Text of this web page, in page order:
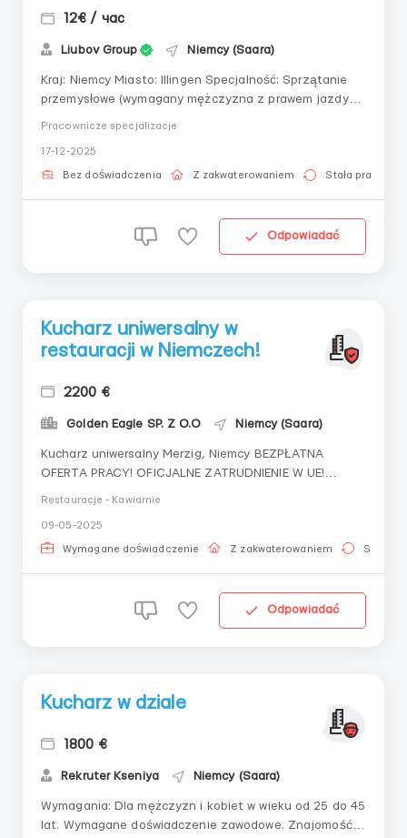
12€ / час
Liubov Group Niemcy (Saara)
Kraj: Niemcy Miasto: Illingen Specjalność: Sprzątanie
przemysłowe (wymagany mężczyzna z prawem jazdy
prawem jazdy B lub (C nie jest konieczne). Obowiązki
pracownika obejmują: przy pomocy specjalnej m...
Pracownicze specjalizacje
17-12-2025
Bez doświadczenia Z zakwaterowaniem Stała praca
Odpowiadać
Kucharz uniwersalny w
restauracji w Niemczech!
2200 €
Golden Eagle SP. Z O.O Niemcy (Saara)
Kucharz uniwersalny Merzig, Niemcy BEZPŁATNA
OFERTA PRACY! OFICJALNE ZATRUDNIENIE W UE!
półtora dnia w tygodniu Rozpoczęcie pracy: od teraz
możliwość zakupu jedzenia w restauracji z 50%
Restauracje - Kawiarnie
09-05-2025
Wymagane doświadczenie Z zakwaterowaniem Stała
Odpowiadać
Kucharz w dziale
1800 €
Rekruter Kseniya Niemcy (Saara)
Wymagania: Dla mężczyzn i kobiet w wieku od 25 do 45
lat. Wymagane doświadczenie zawodowe. Znajomość